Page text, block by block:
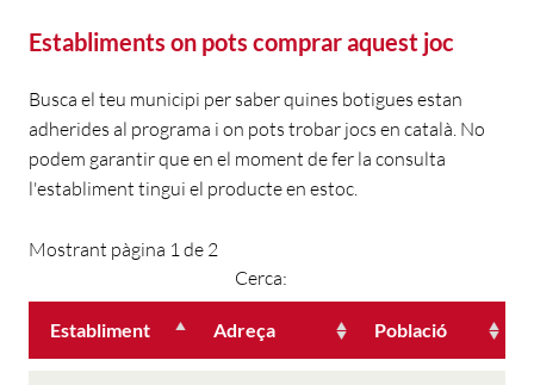
Establiments on pots comprar aquest joc
Busca el teu municipi per saber quines botigues estan
adherides al programa i on pots trobar jocs en català. No
podem garantir que en el moment de fer la consulta
l'establiment tingui el producte en estoc.
Mostrant pàgina 1 de 2
Cerca:
Establiment Adreça Població